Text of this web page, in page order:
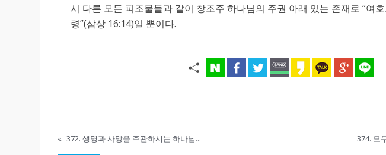
시 다른 모든 피조물들과 같이 창조주 하나님의 주권 아래 있는 존재로 “여
령”(삼상 16:14)일 뿐이다.
« 372. 생명과 사망을 주관하시는 하나님... 374. 모